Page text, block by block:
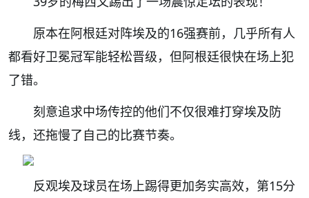
原本在阿根廷对阵埃及的16强赛前，几乎所有人
都看好卫冕冠军能轻松晋级，但阿根廷很快在场上犯
了错。
刻意追求中场传控的他们不仅很难打穿埃及防
线，还拖慢了自己的比赛节奏。
反观埃及球员在场上踢得更加务实高效，第15分